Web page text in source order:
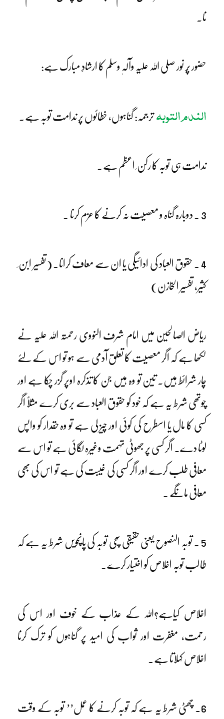
نا۔
حضور پُر نور صلی اللہ علیہ وآلہٖ وسلم کا ارشادِ مبارک ہے:
الندم التوبہ ترجمہ: گناہوں، خطائوں پر ندامت توبہ ہے۔
ندامت ہی توبہ کا رکن ِ اعظم ہے۔
3 ۔ دوبارہ گناہ و معصیت نہ کرنے کا عزم کرنا ۔
4 ۔ حقوق العباد کی ادائیگی یا ان سے معاف کرانا۔ (تفسیر ابن ِ
کثیر، تفسیر الخازن)
ریاض الصالحین میں امام شرف النووی رحمتہ اللہ علیہ نے
لکھا ہے کہ اگر معصیت کا تعلق آدمی سے ہو تو اس کے لئے
چار شرائط ہیں۔ تین تو وہ ہیں جن کا تذکرہ اوپر گزر چکا ہے اور
چوتھی شرط یہ ہے کہ خود کو حقوق العباد سے بری کرے مثلاً اگر
کسی کا مال یا اسطرح کی کوئی اور چیز لی ہے تو وہ حقدار کو واپس
لوٹا دے۔ اگر کسی پر جھوٹی تہمت وغیرہ لگائی ہے تو اس سے
معافی طلب کرے اور اگر کسی کی غیبت کی ہے تو اس کی بھی
معافی مانگے ۔
5 ۔ توبہ النصوح یعنی حقیقی سچی توبہ کی پانچویں شرط یہ ہے کہ
طالب توبہ اخلاص کو اختیار کرے۔
اخلاص کیاہے؟اللہ کے عذاب کے خوف اور اس کی
رحمت، مغفرت اور ثواب کی امید پر گناہوں کو ترک کرنا
اخلاص کہلاتا ہے۔
6۔ چھٹی شرط یہ ہے کہ توبہ کرنے کا عمل’’ توبہ کے وقت